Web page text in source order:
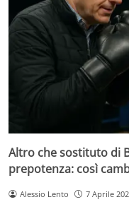
Altro che sostituto di
prepotenza: così
Alessio Lento 7 Aprile